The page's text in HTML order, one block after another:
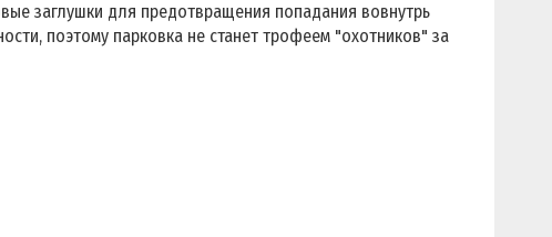
заглушки для предотвращения попадания вовнутрь
поэтому парковка не станет трофеем "охотников" за